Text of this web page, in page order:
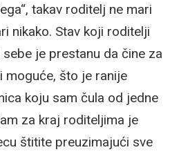
takav roditelj ne mari
nikako. Stav koji roditelji
je prestanu da čine za
moguće, što je ranije
koju sam čula od jedne
za kraj roditeljima je
štitite preuzimajući sve